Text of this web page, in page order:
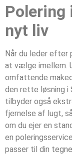
Polering
nyt liv
Når du leder efter
at vælge imellem.
omfattende
den rette løsning i
tilbyder også
fjernelse af lugt,
om du ejer en
en
passer til din